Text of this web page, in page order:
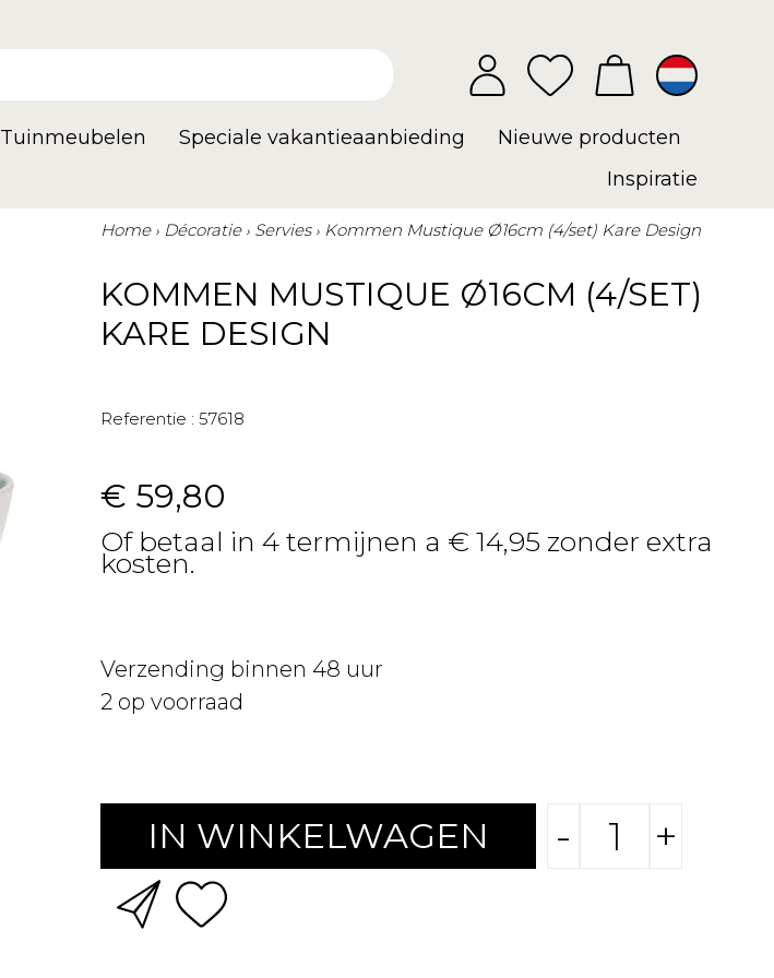
Tuinmeubelen Speciale vakantieaanbieding
Nieuwe producten
Inspiratie
Home Décoratie Servies Kommen Mustique Ø16cm (4/set) Kare Design
KOMMEN MUSTIQUE Ø16CM (4/SET)
KARE DESIGN
Referentie : 57618
€ 59,80
Of betaal in 4 termijnen a € 14,95 zonder extra
kosten.
Verzending binnen 48 uur
2 op voorraad
IN WINKELWAGEN - +